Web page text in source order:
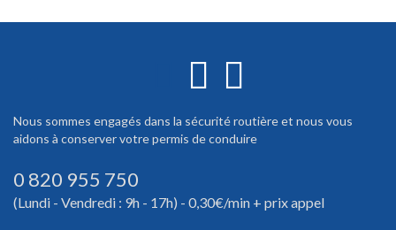
Nous sommes engagés dans la sécurité routière et nous vous
aidons à conserver votre permis de conduire
0 820 955 750
(Lundi - Vendredi : 9h - 17h) - 0,30€/min + prix appel